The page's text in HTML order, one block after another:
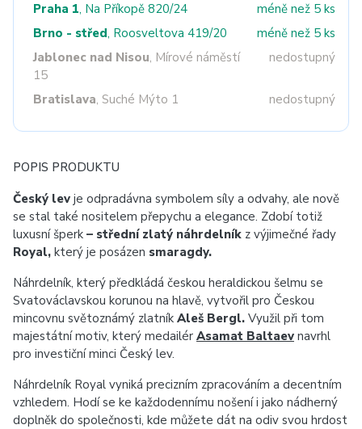
Praha 1, Na Příkopě 820/24
méně než 5 ks
Brno - střed, Roosveltova 419/20
méně než 5 ks
Jablonec nad Nisou, Mírové náměstí
15
nedostupný
Bratislava, Suché Mýto 1 nedostupný
POPIS PRODUKTU
Český lev je odpradávna symbolem síly a odvahy, ale nově
se stal také nositelem přepychu a elegance. Zdobí totiž
luxusní šperk – střední zlatý náhrdelník z výjimečné řady
Royal, který je posázen smaragdy.
Náhrdelník, který předkládá českou heraldickou šelmu se
Svatováclavskou korunou na hlavě, vytvořil pro Českou
mincovnu světoznámý zlatník Aleš Bergl. Využil při tom
majestátní motiv, který medailér Asamat Baltaev navrhl
pro investiční minci Český lev.
Náhrdelník Royal vyniká precizním zpracováním a decentním
vzhledem. Hodí se ke každodennímu nošení i jako nádherný
doplněk do společnosti, kde můžete dát na odiv svou hrdost